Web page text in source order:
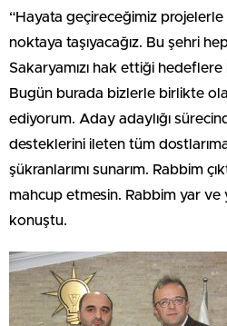
“Hayata geçireceğimiz
noktaya taşıyacağız. Bu şehri
Sakaryamızı hak ettiği hedeflere
Bugün burada bizlerle birlikte
ediyorum. Aday adaylığı
desteklerini ileten tüm
şükranlarımı sunarım. Rabbim
mahcup etmesin. Rabbim yar ve
konuştu.